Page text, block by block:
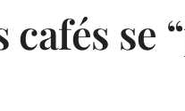
se